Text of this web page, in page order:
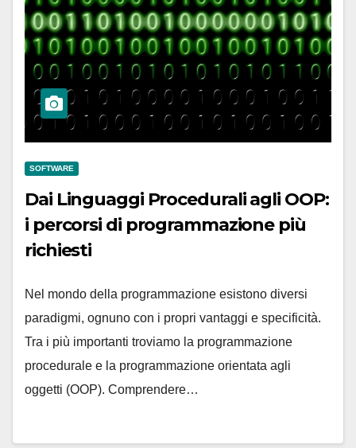
SOFTWARE
Dai Linguaggi Procedurali agli OOP:
i percorsi di programmazione più
richiesti
Nel mondo della programmazione esistono diversi
paradigmi, ognuno con i propri vantaggi e specificità.
Tra i più importanti troviamo la programmazione
procedurale e la programmazione orientata agli
oggetti (OOP). Comprendere…